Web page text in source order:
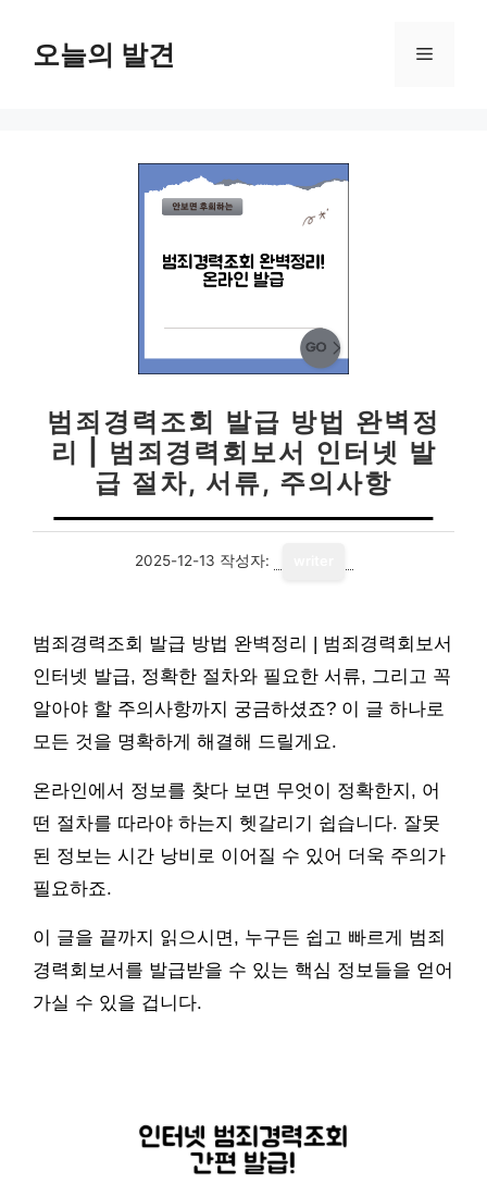
오늘의 발견 메
범죄경력조회 발급 방법 완벽정
리 | 범죄경력회보서 인터넷 발
급 절차, 서류, 주의사항
2025-12-13 작성자:
범죄경력조회 발급 방법 완벽정리 | 범죄경력회보서
인터넷 발급, 정확한 절차와 필요한 서류, 그리고 꼭
알아야 할 주의사항까지 궁금하셨죠? 이 글 하나로
모든 것을 명확하게 해결해 드릴게요.
온라인에서 정보를 찾다 보면 무엇이 정확한지, 어
떤 절차를 따라야 하는지 헷갈리기 쉽습니다. 잘못
된 정보는 시간 낭비로 이어질 수 있어 더욱 주의가
필요하죠.
이 글을 끝까지 읽으시면, 누구든 쉽고 빠르게 범죄
경력회보서를 발급받을 수 있는 핵심 정보들을 얻어
가실 수 있을 겁니다.